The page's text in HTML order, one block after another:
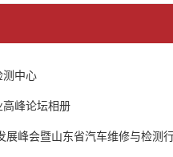
测中心
峰论坛相册
展峰会暨山东省汽车维修与检测